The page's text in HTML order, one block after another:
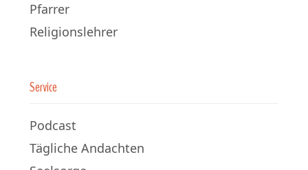
Pfarrer
Religionslehrer
Service
Podcast
Tägliche Andachten